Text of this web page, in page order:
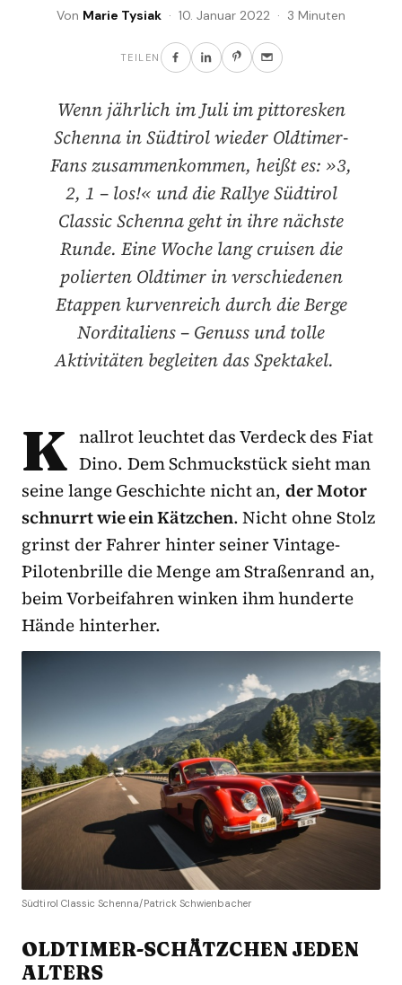
Von Marie Tysiak · 10. Januar 2022 · 3 Minuten
TEILEN
Wenn jährlich im Juli im pittoresken
Schenna in Südtirol wieder Oldtimer-
Fans zusammenkommen, heißt es: »3,
2, 1 – los!« und die Rallye Südtirol
Classic Schenna geht in ihre nächste
Runde. Eine Woche lang cruisen die
polierten Oldtimer in verschiedenen
Etappen kurvenreich durch die Berge
Norditaliens – Genuss und tolle
Aktivitäten begleiten das Spektakel.
K nallrot leuchtet das Verdeck des Fiat
Dino. Dem Schmuckstück sieht man
seine lange Geschichte nicht an,der Motor
schnurrt wie ein Kätzchen. Nicht ohne Stolz
grinst der Fahrer hinter seiner Vintage-
Pilotenbrille die Menge am Straßenrand an,
beim Vorbeifahren winken ihm hunderte
Hände hinterher.
Südtirol Classic Schenna/Patrick Schwienbacher
OLDTIMER-SCHÄTZCHEN JEDEN
ALTERS